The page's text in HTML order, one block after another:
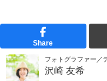
Share
フォトグラファー／
沢崎 友希